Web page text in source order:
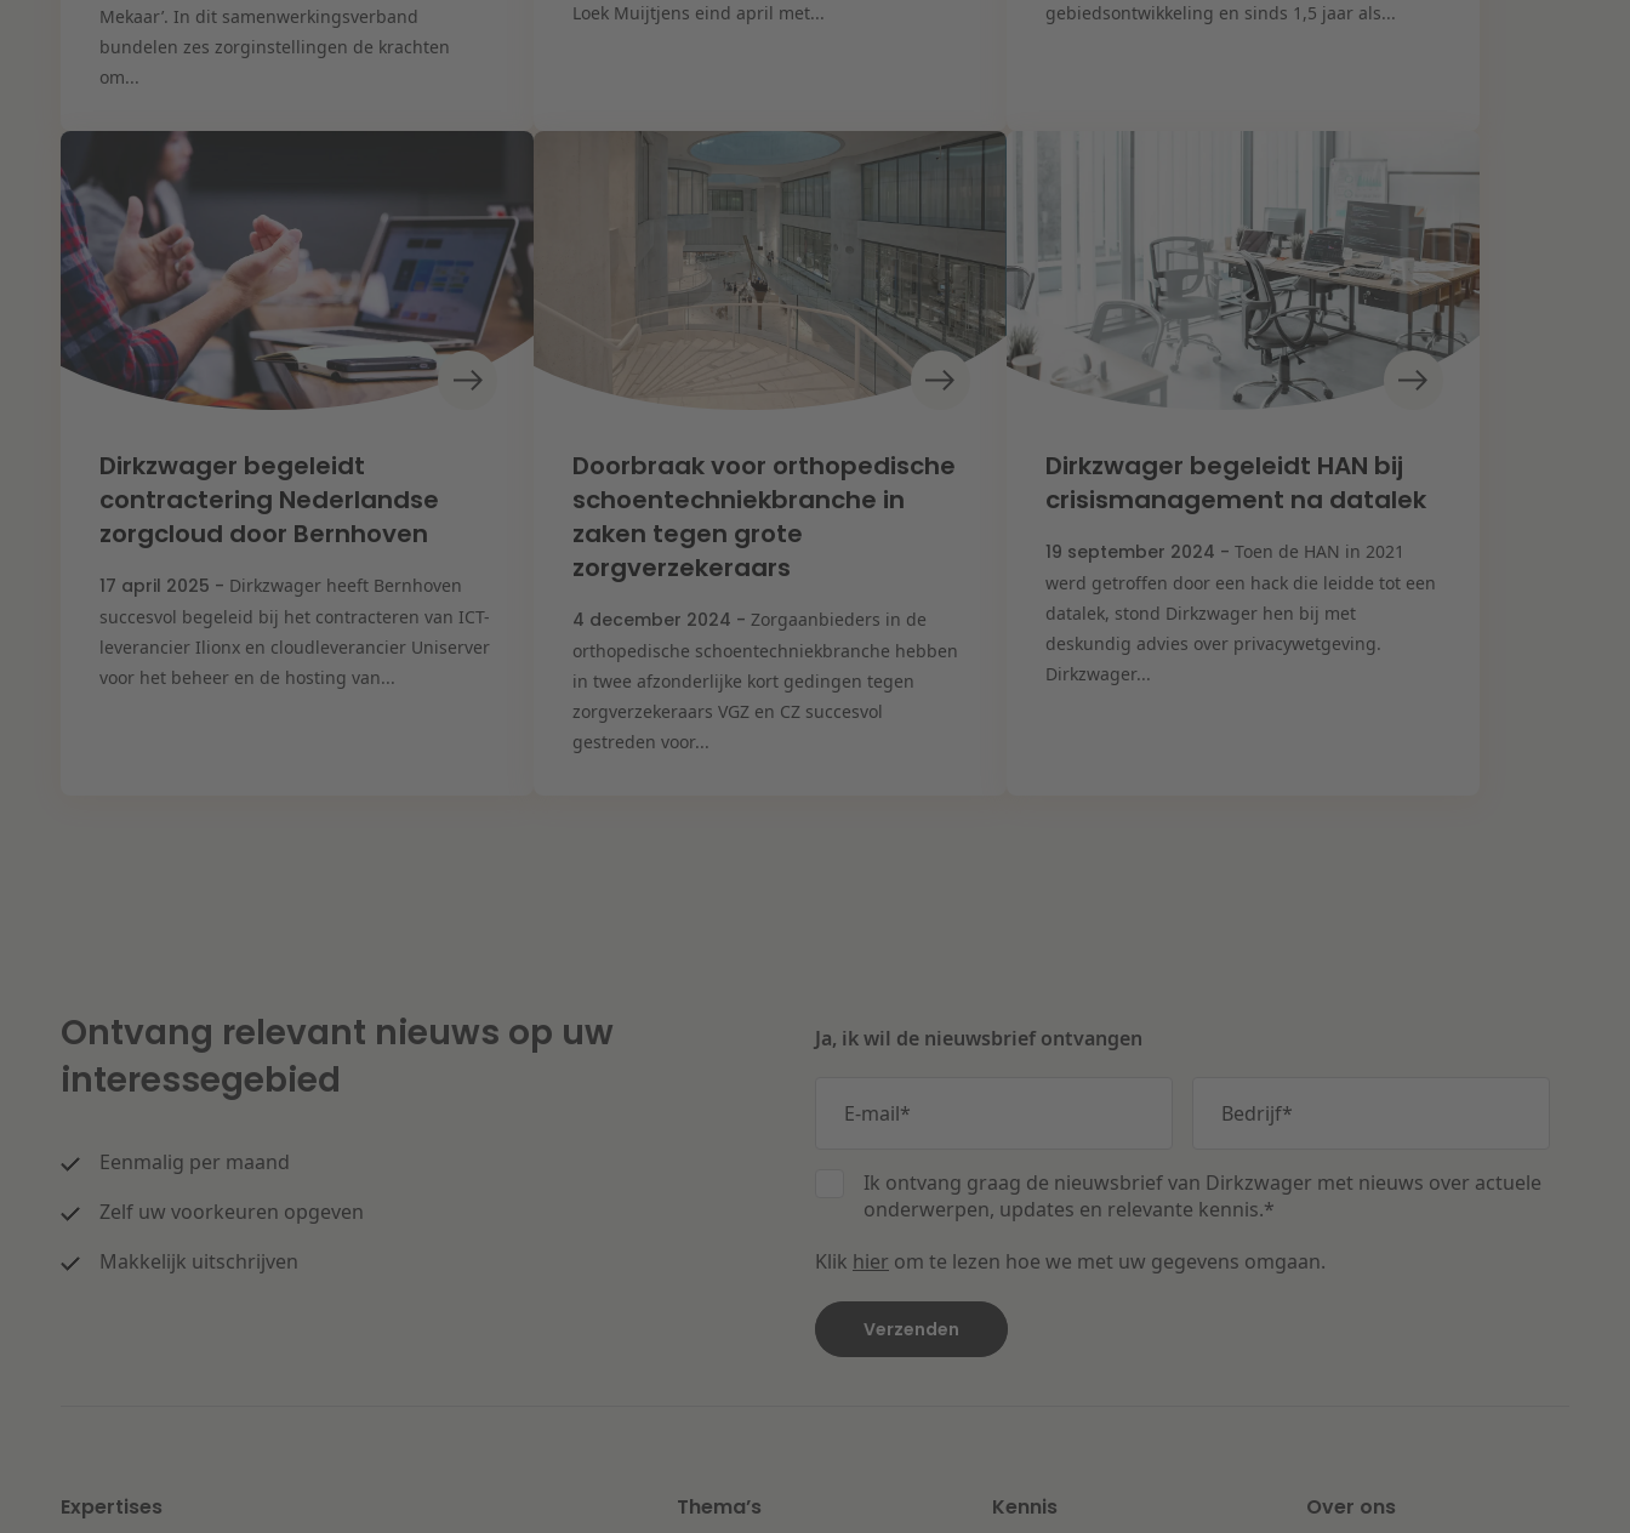
Mekaar’. In dit samenwerkingsverband
bundelen zes zorginstellingen de krachten
om...
Loek Muijtjens eind april met...
gebiedsontwikkeling en sinds 1,5 jaar als...
Dirkzwager begeleidt
contractering Nederlandse
zorgcloud door Bernhoven
17 april 2025 - Dirkzwager heeft Bernhoven
succesvol begeleid bij het contracteren van ICT-
leverancier Ilionx en cloudleverancier Uniserver
voor het beheer en de hosting van...
Doorbraak voor orthopedische
schoentechniekbranche in
zaken tegen grote
zorgverzekeraars
4 december 2024 -Zorgaanbieders in de
orthopedische schoentechniekbranche hebben
in twee afzonderlijke kort gedingen tegen
zorgverzekeraars VGZ en CZ succesvol
gestreden voor...
Dirkzwager begeleidt HAN bij
crisismanagement na datalek
19 september 2024 - Toen de HAN in 2021
werd getroffen door een hack die leidde tot een
datalek, stond Dirkzwager hen bij met
deskundig advies over privacywetgeving.
Dirkzwager...
Ontvang relevant nieuws op uw
interessegebied
Eenmalig per maand
Zelf uw voorkeuren opgeven
Makkelijk uitschrijven
Ja, ik wil de nieuwsbrief ontvangen
E-mail* Bedrijf*
Ik ontvang graag de nieuwsbrief van Dirkzwager met nieuws over actuele
onderwerpen, updates en relevante kennis.*
Klik hier om te lezen hoe we met uw gegevens omgaan.
Expertises Thema’s Kennis Over ons